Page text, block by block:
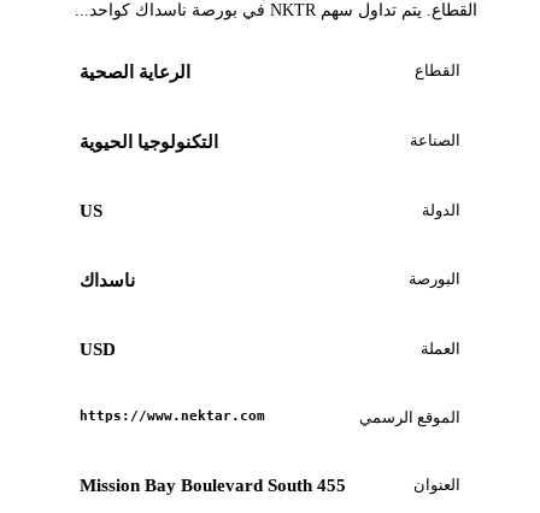
القطاع. يتم تداول سهم NKTR في بورصة ناسداك كواحد...
القطاع الرعاية الصحية
الصناعة التكنولوجيا الحيوية
الدولة US
البورصة ناسداك
العملة USD
الموقع الرسمي https://www.nektar.com
العنوان 455 Mission Bay Boulevard South